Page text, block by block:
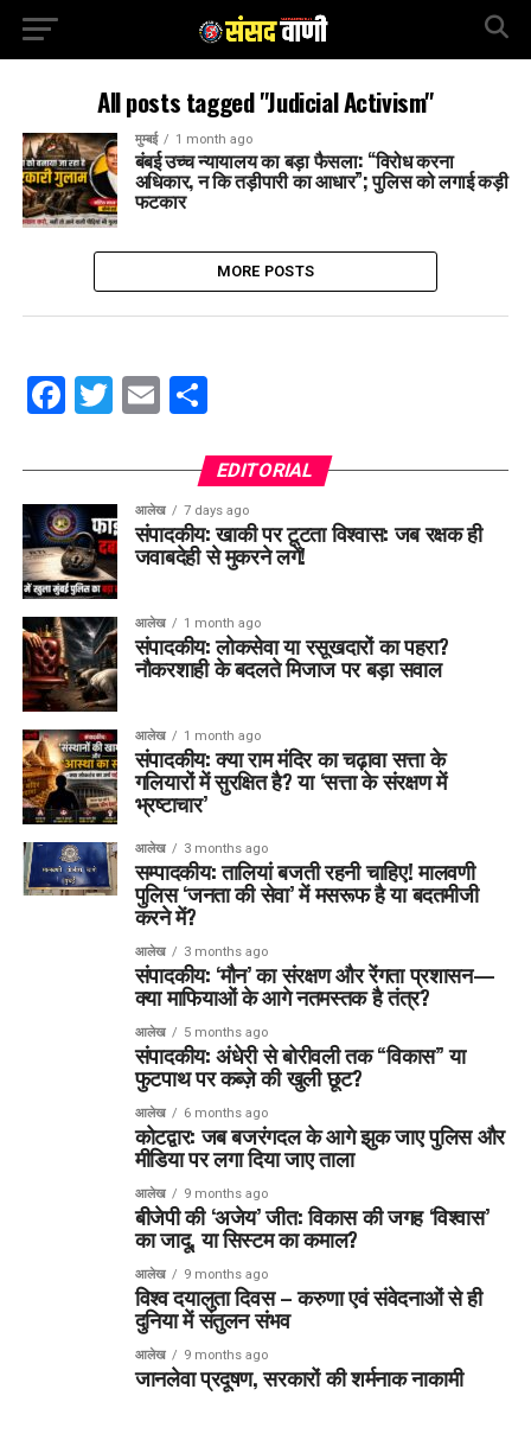
All posts tagged "Judicial Activism"
मुम्बई 1 month ago
बंबई उच्च न्यायालय का बड़ा फैसला: “विरोध करना
अधिकार, न कि तड़ीपारी का आधार”; पुलिस को लगाई कड़ी
फटकार
MORE POSTS
Facebook
Twitter
EmailShare
EDITORIAL
आलेख 7 days ago
संपादकीय: खाकी पर टूटता विश्वास: जब रक्षक ही
जवाबदेही से मुकरने लगें!
आलेख 1 month ago
संपादकीय: लोकसेवा या रसूखदारों का पहरा?
नौकरशाही के बदलते मिजाज पर बड़ा सवाल
आलेख 1 month ago
संपादकीय: क्या राम मंदिर का चढ़ावा सत्ता के
गलियारों में सुरक्षित है? या ‘सत्ता के संरक्षण में
भ्रष्टाचार’
आलेख 3 months ago
सम्पादकीय: तालियां बजती रहनी चाहिए! मालवणी
पुलिस ‘जनता की सेवा’ में मसरूफ है या बदतमीजी
करने में?
आलेख 3 months ago
संपादकीय: ‘मौन’ का संरक्षण और रेंगता प्रशासन—
क्या माफियाओं के आगे नतमस्तक है तंत्र?
आलेख 5 months ago
संपादकीय: अंधेरी से बोरीवली तक “विकास” या
फुटपाथ पर कब्ज़े की खुली छूट?
आलेख 6 months ago
कोटद्वार: जब बजरंगदल के आगे झुक जाए पुलिस और
मीडिया पर लगा दिया जाए ताला
आलेख 9 months ago
बीजेपी की ‘अजेय’ जीत: विकास की जगह ‘विश्वास’
का जादू, या सिस्टम का कमाल?
आलेख 9 months ago
विश्व दयालुता दिवस – करुणा एवं संवेदनाओं से ही
दुनिया में संतुलन संभव
आलेख 9 months ago
जानलेवा प्रदूषण, सरकारों की शर्मनाक नाकामी